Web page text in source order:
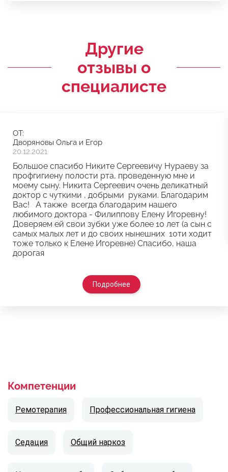
Другие
отзывы о
специалисте
ОТ:
Дворяновы Ольга и Егор
20.12.2021
Большое спасибо Никите Сергеевичу Нураеву за
профгигиену полости рта, проведенную мне и
моему сыну. Никита Сергеевич очень деликатный
доктор с чуткими , добрыми руками. Благодарим
Вас! А также всегда благодарим нашего
любимого доктора - Филиппову Елену Игоревну!
Доверяем ей свои зубки уже более 10 лет (а сын с
самых малых лет и до своих нынешних 10ти ходит
тоже только к Елене Игоревне) Спасибо, наша
дорогая
Подробнее
Компетенции
Ремотерапия Профессиональная гигиена
Седация Общий наркоз